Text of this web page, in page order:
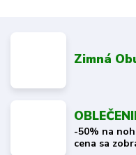
Zimná
-50% na
cena sa